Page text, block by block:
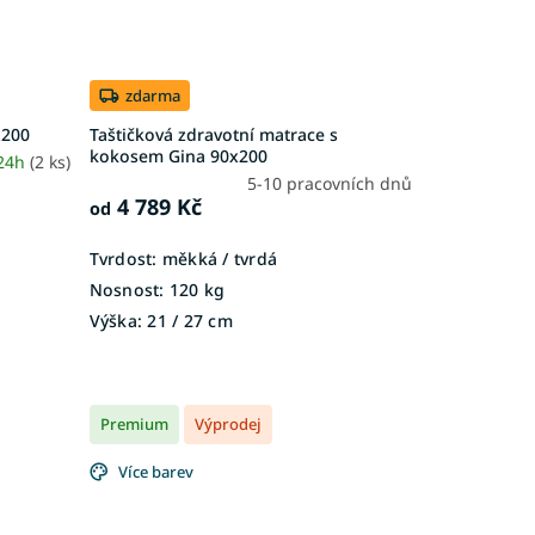
(2 ks)
zdarma
Taštičková zdravotní matrace s
kokosem Gina 90x200
5-10 pracovních dnů
od 4 789 Kč
Tvrdost: měkká / tvrdá
Nosnost: 120 kg
Výška: 21 / 27 cm
Premium Výprodej
Více barev